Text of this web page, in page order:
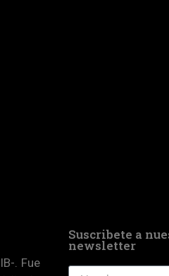
. Fue
Suscribete a
newsletter